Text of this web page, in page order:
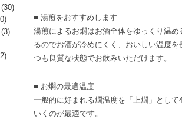
■ 湯煎をおすすめします
湯煎によるお燗はお酒全体をゆっくり温
るのでお酒が冷めにくく、おいしい温度
つも良質な状態でお飲みいただけます。
■ お燗の最適温度
一般的に好まれる燗温度を「上燗」とし
いくのが最適です。
(30)
(3)